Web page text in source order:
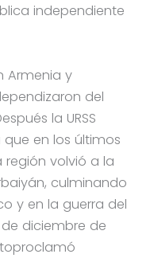
independiente
Armenia y
del
la URSS
en los últimos
región volvió a la
culminando
y en la guerra del
de diciembre de